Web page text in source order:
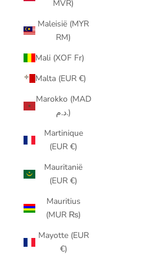
MVR)
Maleisië (MYR
RM)
Mali (XOF Fr)
Malta (EUR €)
Marokko (MAD
د.م.)
Martinique
(EUR €)
Mauritanië
(EUR €)
Mauritius
(MUR ₨)
Mayotte (EUR
€)